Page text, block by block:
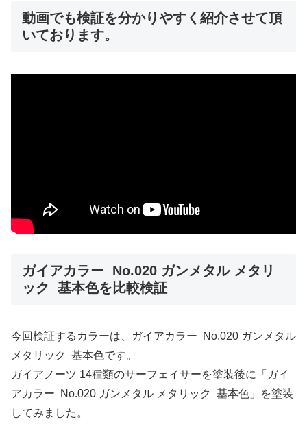
動画でも検証を分かりやすく紹介させて頂
いております。
ガイアカラー No.020 ガンメタル メタリ
ック 基本色を比較検証
今回検証するカラーは、ガイアカラー No.020 ガンメタル
メタリック 基本色です。
ガイアノーツ 14種類のサーフェイサーを塗装後に「ガイ
アカラー No.020 ガンメタル メタリック 基本色」を塗装
してみました。